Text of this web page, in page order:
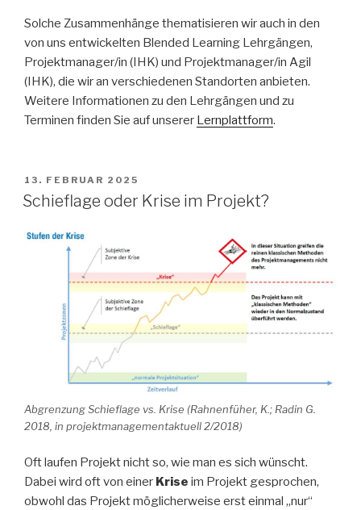
Solche Zusammenhänge thematisieren wir auch in den
von uns entwickelten Blended Learning Lehrgängen,
Projektmanager/in (IHK) und Projektmanager/in Agil
(IHK), die wir an verschiedenen Standorten anbieten.
Weitere Informationen zu den Lehrgängen und zu
Terminen finden Sie auf unserer Lernplattform.
VERÖFFENTLICHT
AM
13. FEBRUAR 2025
Schieflage oder Krise im Projekt?
Abgrenzung Schieflage vs. Krise (Rahnenfüher, K.; Radin G.
2018, in projektmanagementaktuell 2/2018)
Oft laufen Projekt nicht so, wie man es sich wünscht.
Dabei wird oft von einer Krise im Projekt gesprochen,
obwohl das Projekt möglicherweise erst einmal „nur“